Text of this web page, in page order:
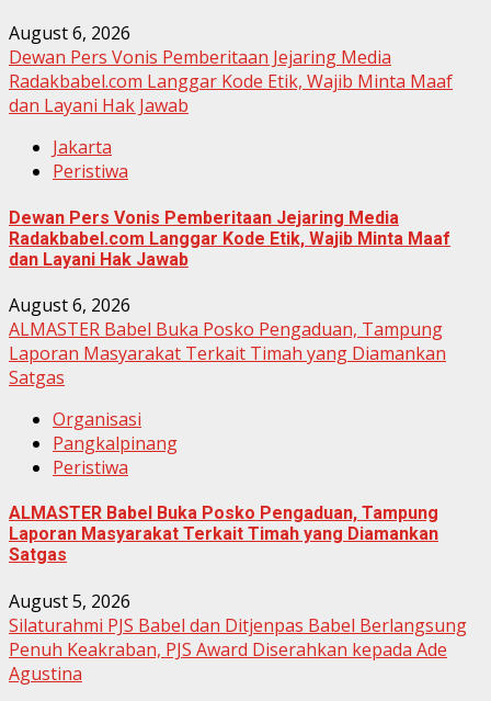
August 6, 2026
Dewan Pers Vonis Pemberitaan Jejaring Media
Radakbabel.com Langgar Kode Etik, Wajib Minta Maaf
dan Layani Hak Jawab
Jakarta
Peristiwa
Dewan Pers Vonis Pemberitaan Jejaring Media
Radakbabel.com Langgar Kode Etik, Wajib Minta Maaf
dan Layani Hak Jawab
August 6, 2026
ALMASTER Babel Buka Posko Pengaduan, Tampung
Laporan Masyarakat Terkait Timah yang Diamankan
Satgas
Organisasi
Pangkalpinang
Peristiwa
ALMASTER Babel Buka Posko Pengaduan, Tampung
Laporan Masyarakat Terkait Timah yang Diamankan
Satgas
August 5, 2026
Silaturahmi PJS Babel dan Ditjenpas Babel Berlangsung
Penuh Keakraban, PJS Award Diserahkan kepada Ade
Agustina